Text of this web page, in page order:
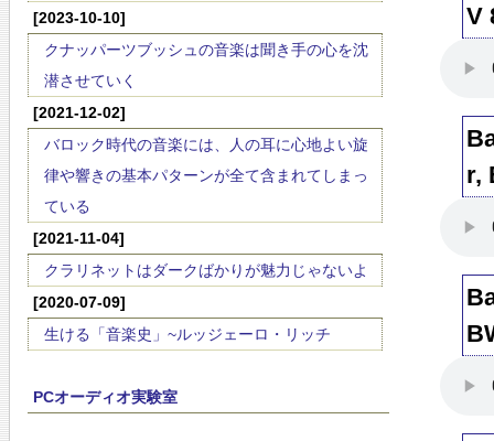
[2023-10-10]
クナッパーツブッシュの音楽は聞き手の心を沈
潜させていく
[2021-12-02]
バロック時代の音楽には、人の耳に心地よい旋
律や響きの基本パターンが全て含まれてしまっ
ている
[2021-11-04]
クラリネットはダークばかりが魅力じゃないよ
[2020-07-09]
生ける「音楽史」~ルッジェーロ・リッチ
PCオーディオ実験室
V
r,